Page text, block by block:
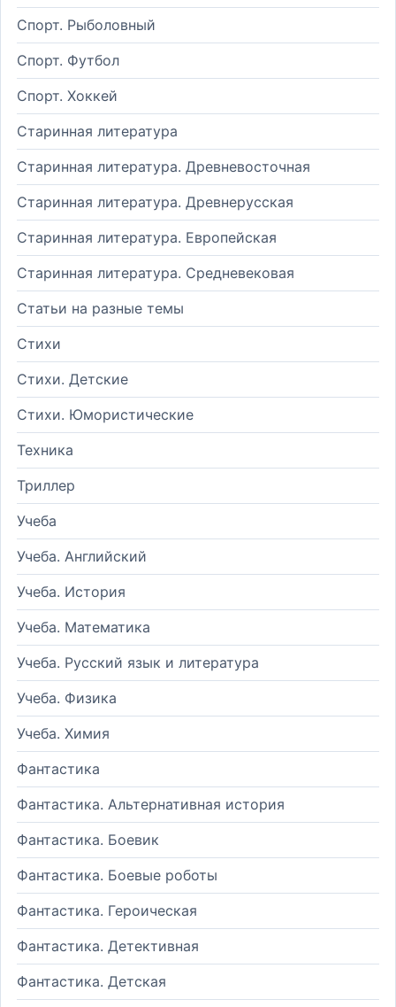
Спорт. Рыболовный
Спорт. Футбол
Спорт. Хоккей
Старинная литература
Старинная литература. Древневосточная
Старинная литература. Древнерусская
Старинная литература. Европейская
Старинная литература. Средневековая
Статьи на разные темы
Стихи
Стихи. Детские
Стихи. Юмористические
Техника
Триллер
Учеба
Учеба. Английский
Учеба. История
Учеба. Математика
Учеба. Русский язык и литература
Учеба. Физика
Учеба. Химия
Фантастика
Фантастика. Альтернативная история
Фантастика. Боевик
Фантастика. Боевые роботы
Фантастика. Героическая
Фантастика. Детективная
Фантастика. Детская